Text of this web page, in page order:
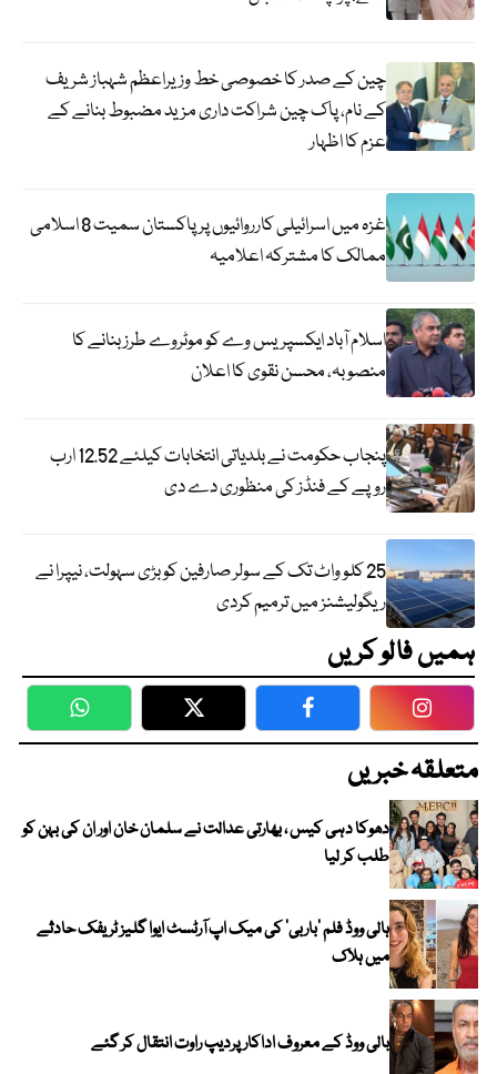
چین کے صدر کا خصوصی خط وزیراعظم شہباز شریف
کے نام، پاک چین شراکت داری مزید مضبوط بنانے کے
عزم کا اظہار
غزہ میں اسرائیلی کارروائیوں پر پاکستان سمیت 8 اسلامی
ممالک کا مشترکہ اعلامیہ
اسلام آباد ایکسپریس وے کو موٹروے طرز بنانے کا
منصوبہ، محسن نقوی کا اعلان
پنجاب حکومت نے بلدیاتی انتخابات کیلئے 12.52 ارب
روپے کے فنڈز کی منظوری دے دی
25 کلو واٹ تک کے سولر صارفین کو بڑی سہولت، نیپرا نے
ریگولیشنز میں ترمیم کردی
ہمیں فالو کریں
WhatsApp Twitter Facebook
متعلقہ خبریں
دھوکا دہی کیس ، بھارتی عدالت نے سلمان خان اور ان کی بہن کو
طلب کر لیا
ہالی ووڈ فلم ’باربی‘ کی میک اپ آرٹسٹ ایوا گلیز ٹریفک حادثے
میں ہلاک
بالی ووڈ کے معروف اداکار پردیپ راوت انتقال کر گئے